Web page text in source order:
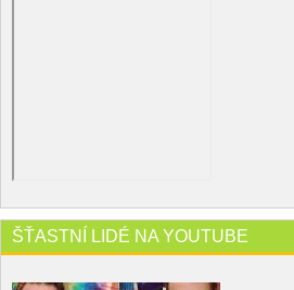
ŠŤASTNÍ LIDÉ NA YOUTUBE